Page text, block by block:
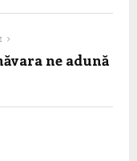
ne adună